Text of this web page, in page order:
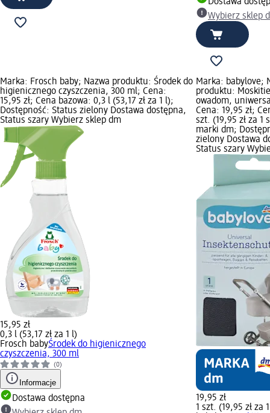
Wybierz sklep
Marka: Frosch baby; Nazwa produktu: Środek do
higienicznego czyszczenia, 300 ml; Cena:
15,95 zł; Cena bazowa: 0,3 l (53,17 zł za 1 l);
Dostępność: Status zielony Dostawa dostępna,
Status szary Wybierz sklep dm
15,95 zł
0,3 l (53,17 zł za 1 l)
Frosch babyŚrodek do higienicznego
czyszczenia, 300 ml
(0)
Informacje
Dostawa dostępna
Marka: babylove;
produktu:
owadom,
Cena: 19,95 zł;
szt. (19,95 zł za 1
marki dm;
zielony Dostawa
Status szary
19,95 zł
1 szt. (19,95 zł za